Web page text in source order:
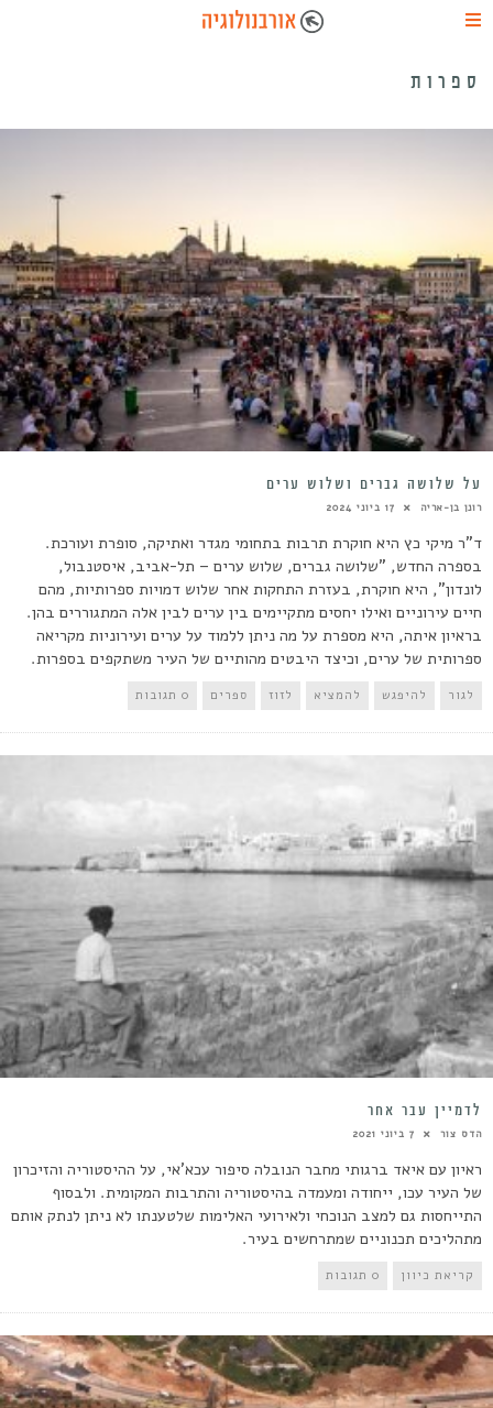
ספרות
על שלושה גברים ושלוש ערים
רונן בן-אריה 17 ביוני 2024
ד"ר מיקי כץ היא חוקרת תרבות בתחומי מגדר ואתיקה, סופרת ועורכת.
בספרה החדש, "שלושה גברים, שלוש ערים – תל-אביב, איסטנבול,
לונדון", היא חוקרת, בעזרת התחקות אחר שלוש דמויות ספרותיות, מהם
חיים עירוניים ואילו יחסים מתקיימים בין ערים לבין אלה המתגוררים בהן.
בראיון איתה, היא מספרת על מה ניתן ללמוד על ערים ועירוניות מקריאה
ספרותית של ערים, וכיצד היבטים מהותיים של העיר משתקפים בספרות.
לגור להיפגש להמציא לזוז ספרים 0 תגובות
לדמיין עבר אחר
הדס צור 7 ביוני 2021
ראיון עם איאד ברגותי מחבר הנובלה סיפור עכא'אי, על ההיסטוריה והזיכרון
של העיר עכו, ייחודה ומעמדה בהיסטוריה והתרבות המקומית. ולבסוף
התייחסות גם למצב הנוכחי ולאירועי האלימות שלטענתו לא ניתן לנתק אותם
מתהליכים תכנוניים שמתרחשים בעיר.
קריאת כיוון 0 תגובות